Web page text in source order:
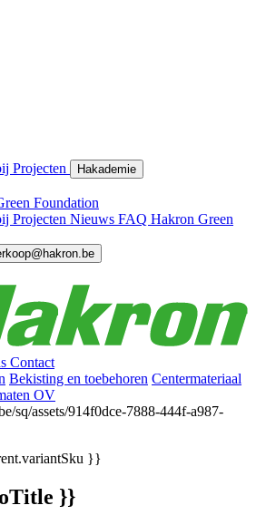
Projecten Hakademie
Foundation
Projecten Nieuws FAQ Hakron Green
Contact
Bekisting en toebehoren Centermateriaal
OV
}}
}}